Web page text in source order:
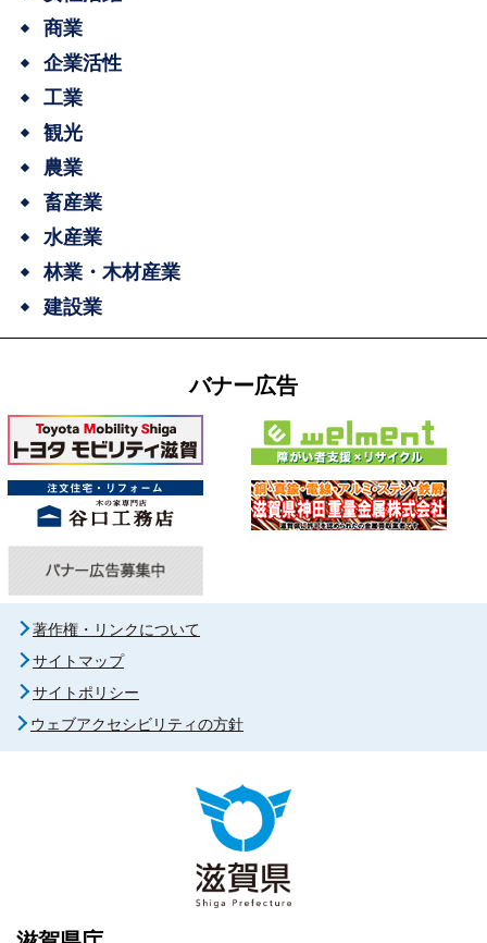
商業
企業活性
工業
観光
農業
畜産業
水産業
林業・木材産業
建設業
バナー広告
著作権・リンクについて
サイトマップ
サイトポリシー
ウェブアクセシビリティの方針